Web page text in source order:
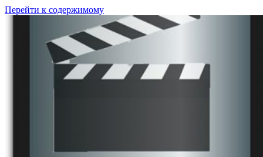
Перейти к содержимому